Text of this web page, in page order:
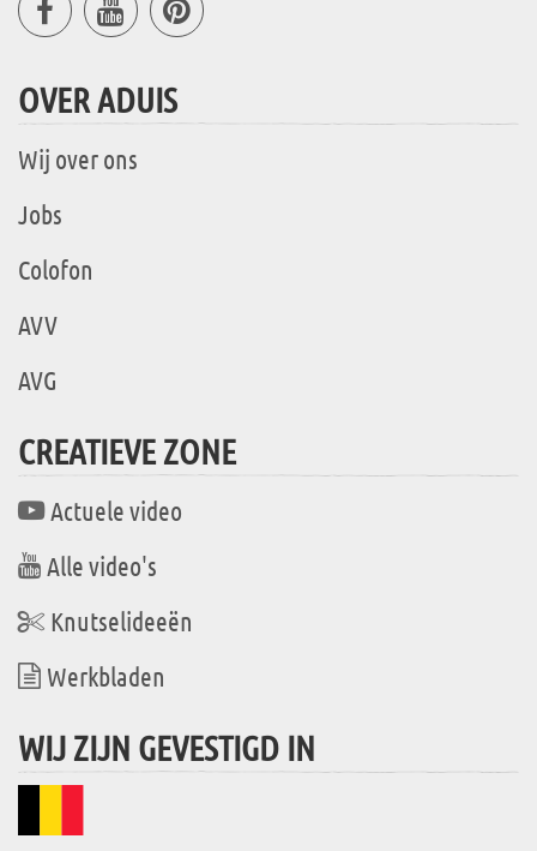
OVER ADUIS
Wij over ons
Jobs
Colofon
AVV
AVG
CREATIEVE ZONE
Actuele video
Alle video's
Knutselideeën
Werkbladen
WIJ ZIJN GEVESTIGD IN